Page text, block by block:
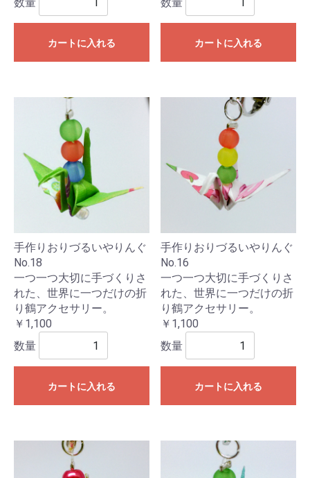
カートに入れる カートに入れる
手作りおりづるいやりんぐ
No.18
一つ一つ大切に手づくりさ
れた、世界に一つだけの折
り鶴アクセサリー。
￥1,100
数量
カートに入れる
手作りおりづるいやりんぐ
No.16
一つ一つ大切に手づくりさ
れた、世界に一つだけの折
り鶴アクセサリー。
￥1,100
数量
カートに入れる